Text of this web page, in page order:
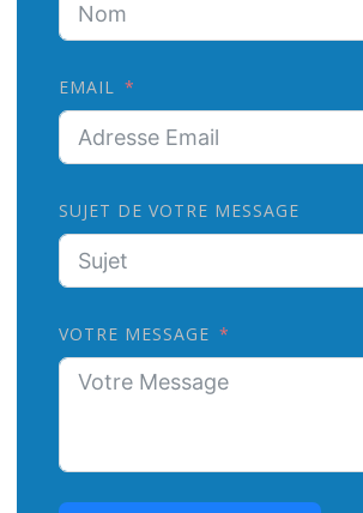
EMAIL
SUJET DE VOTRE MESSAGE
VOTRE MESSAGE